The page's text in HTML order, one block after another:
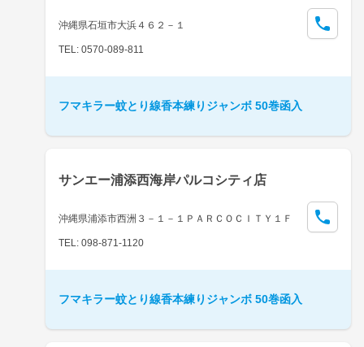
沖縄県石垣市大浜４６２－１
TEL: 0570-089-811
フマキラー蚊とり線香本練りジャンボ 50巻函入
サンエー浦添西海岸パルコシティ店
沖縄県浦添市西洲３－１－１ＰＡＲＣＯＣＩＴＹ１Ｆ
TEL: 098-871-1120
フマキラー蚊とり線香本練りジャンボ 50巻函入